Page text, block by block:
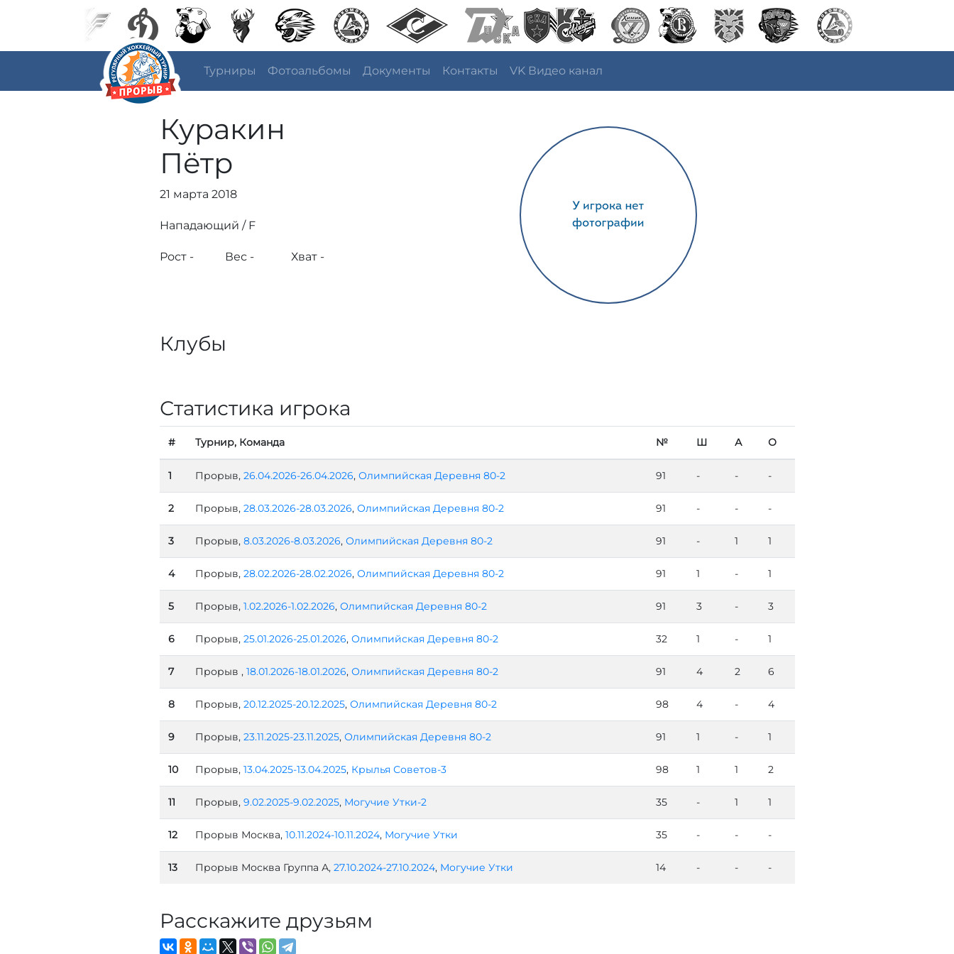
Турниры Фотоальбомы Документы Контакты VK Видео канал
Куракин
Пётр
21 марта 2018
Нападающий / F
Рост - Вес - Хват -
Клубы
Статистика игрока
# Турнир, Команда № Ш А О
1 Прорыв, 26.04.2026-26.04.2026, Олимпийская Деревня 80-2 91 - - -
2 Прорыв, 28.03.2026-28.03.2026, Олимпийская Деревня 80-2 91 - - -
3 Прорыв, 8.03.2026-8.03.2026, Олимпийская Деревня 80-2 91 - 1 1
4 Прорыв, 28.02.2026-28.02.2026, Олимпийская Деревня 80-2 91 1 - 1
5 Прорыв, 1.02.2026-1.02.2026, Олимпийская Деревня 80-2 91 3 - 3
6 Прорыв, 25.01.2026-25.01.2026, Олимпийская Деревня 80-2 32 1 - 1
7 Прорыв , 18.01.2026-18.01.2026, Олимпийская Деревня 80-2 91 4 2 6
8 Прорыв, 20.12.2025-20.12.2025, Олимпийская Деревня 80-2 98 4 - 4
9 Прорыв, 23.11.2025-23.11.2025, Олимпийская Деревня 80-2 91 1 - 1
10 Прорыв, 13.04.2025-13.04.2025, Крылья Советов-3 98 1 1 2
11 Прорыв, 9.02.2025-9.02.2025, Могучие Утки-2 35 - 1 1
12 Прорыв Москва, 10.11.2024-10.11.2024, Могучие Утки 35 - - -
13 Прорыв Москва Группа А, 27.10.2024-27.10.2024, Могучие Утки 14 - - -
Расскажите друзьям